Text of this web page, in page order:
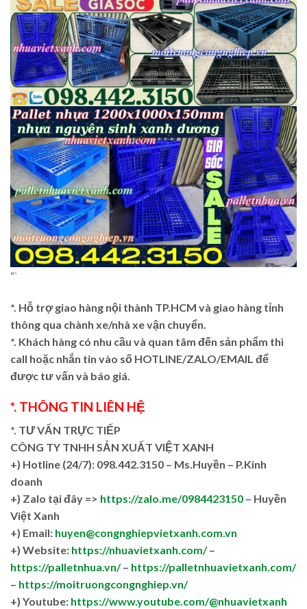
“`
*. Hỗ trợ giao hàng nội thành TP.HCM và giao hàng tỉnh
thông qua chành xe/nhà xe vận chuyển.
*. Khách hàng có nhu cầu và quan tâm đến sản phẩm thì
call hoặc nhắn tin vào số HOTLINE/ZALO/EMAIL để
được tư vấn và báo giá.
*. THÔNG TIN LIÊN HỆ
*. TƯ VẤN TRỰC TIẾP
CÔNG TY TNHH SẢN XUẤT VIỆT XANH
+) Hotline (24/7): 098.442.3150 – Ms.Huyền – P.Kinh
doanh
+) Zalo tại đây => https://zalo.me/0984423150 – Huyền
Việt Xanh
+) Email: huyen@congnghiepvietxanh.com.vn
+) Website: https://nhuavietxanh.com/–
https://palletnhua.vn/– https://palletnhuavietxanh.com/
– https://moitruongcongnghiep.vn/
+) Youtube: https://www.youtube.com/@nhuavietxanh